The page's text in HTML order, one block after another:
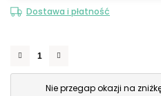
Dostawa i płatność
Nie przegap okazji na